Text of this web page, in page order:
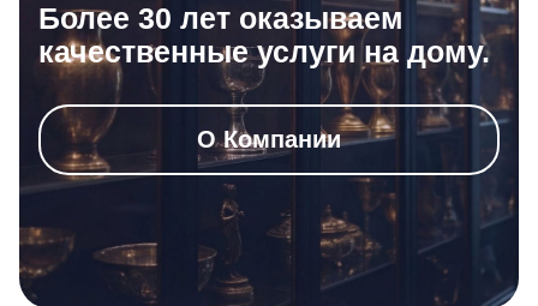
Более 30 лет оказываем
качественные услуги на дому.
О Компании